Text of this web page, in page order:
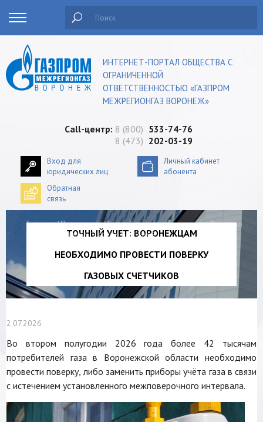
ИНТЕРНЕТ-ПОРТАЛ ОБЩЕСТВА С
ОГРАНИЧЕННОЙ
ОТВЕТСТВЕННОСТЬЮ «ГАЗПРОМ
МЕЖРЕГИОНГАЗ ВОРОНЕЖ»
Сall-центр: 8 (800) 533-74-76
8 (473) 202-03-19
Вход для
юридических лиц
Личный кабинет
абонента
Обратная
связь
Поиск
Главная/Пресс-центр/Точный учет: воронежцам необходимо
провести поверку газовых счетчиков
ТОЧНЫЙ УЧЕТ: ВОРОНЕЖЦАМ
НЕОБХОДИМО ПРОВЕСТИ ПОВЕРКУ
ГАЗОВЫХ СЧЕТЧИКОВ
2.07.2026
Во втором полугодии 2026 года более 42 тысячам
потребителей газа в Воронежской области необходимо
провести поверку, либо заменить приборы учёта газа в связи
с истечением установленного межповерочного интервала.